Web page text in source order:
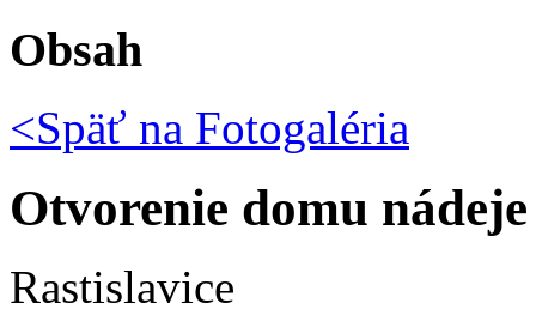
Obsah
<Späť na Fotogaléria
Otvorenie domu nádeje
Rastislavice